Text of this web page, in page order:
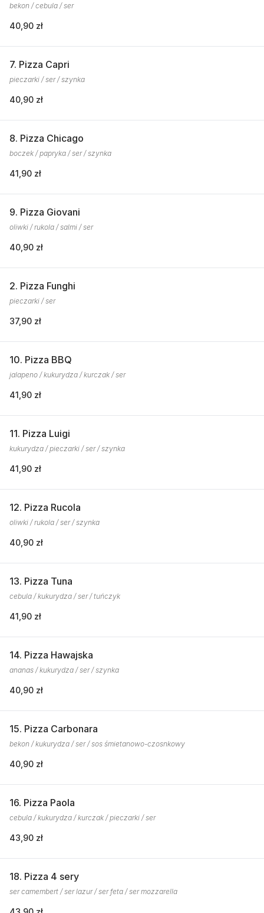
bekon / cebula / ser
40,90 zł
7. Pizza Capri
pieczarki / ser / szynka
40,90 zł
8. Pizza Chicago
boczek / papryka / ser / szynka
41,90 zł
9. Pizza Giovani
oliwki / rukola / salmi / ser
40,90 zł
2. Pizza Funghi
pieczarki / ser
37,90 zł
10. Pizza BBQ
jalapeno / kukurydza / kurczak / ser
41,90 zł
11. Pizza Luigi
kukurydza / pieczarki / ser / szynka
41,90 zł
12. Pizza Rucola
oliwki / rukola / ser / szynka
40,90 zł
13. Pizza Tuna
cebula / kukurydza / ser / tuńczyk
41,90 zł
14. Pizza Hawajska
ananas / kukurydza / ser / szynka
40,90 zł
15. Pizza Carbonara
bekon / kukurydza / ser / sos śmietanowo-czosnkowy
40,90 zł
16. Pizza Paola
cebula / kukurydza / kurczak / pieczarki / ser
43,90 zł
18. Pizza 4 sery
ser camembert / ser lazur / ser feta / ser mozzarella